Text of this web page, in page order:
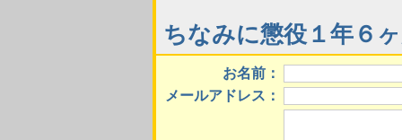
ちなみに懲役１年６
お名前：
メールアドレス：